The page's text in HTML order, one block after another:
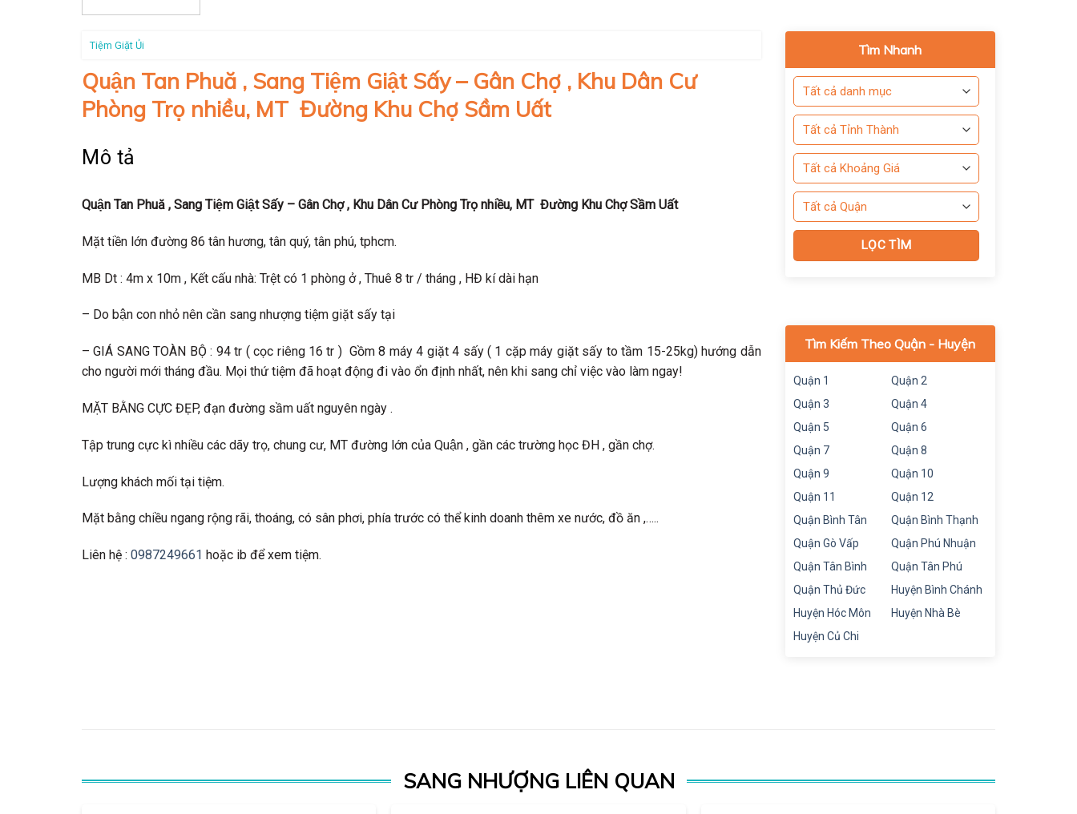
Tiệm Giặt Ủi
Quận Tan Phuă , Sang Tiệm Giật Sấy – Gân Chợ , Khu Dân Cư
Phòng Trọ nhiều, MT Đường Khu Chợ Sầm Uất
Mô tả
Quận Tan Phuă , Sang Tiệm Giật Sấy – Gân Chợ, Khu Dân Cư Phòng Trọ nhiều, MT Đường Khu Chợ Sầm Uất
Mặt tiền lớn đường 86 tân hương, tân quý, tân phú, tphcm.
MB Dt : 4m x 10m , Kết cấu nhà: Trệt có 1 phòng ở , Thuê 8 tr / tháng , HĐ kí dài hạn
– Do bận con nhỏ nên cần sang nhượng tiệm giặt sấy tại
– GIÁ SANG TOÀN BỘ : 94 tr ( cọc riêng 16 tr ) Gồm 8 máy 4 giặt 4 sấy ( 1 cặp máy giặt sấy to tầm 15-25kg) hướng dẫn
cho người mới tháng đầu. Mọi thứ tiệm đã hoạt động đi vào ổn định nhất, nên khi sang chỉ việc vào làm ngay!
MẶT BẰNG CỰC ĐẸP, đạn đường sầm uất nguyên ngày .
Tập trung cực kì nhiều các dãy trọ, chung cư, MT đường lớn của Quận , gần các trường học ĐH , gần chợ.
Lượng khách mối tại tiệm.
Mặt bằng chiều ngang rộng rãi, thoáng, có sân phơi, phía trước có thể kinh doanh thêm xe nước, đồ ăn ,…..
Liên hệ : 0987249661 hoặc ib để xem tiệm.
Tìm Nhanh
Tìm Kiếm Theo Quận - Huyện
Quận 1
Quận 2
Quận 3
Quận 4
Quận 5
Quận 6
Quận 7
Quận 8
Quận 9
Quận 10
Quận 11
Quận 12
Quận Bình Tân
Quận Bình Thạnh
Quận Gò Vấp
Quận Phú Nhuận
Quận Tân Bình
Quận Tân Phú
Quận Thủ Đức
Huyện Bình Chánh
Huyện Hóc Môn
Huyện Nhà Bè
Huyện Củ Chi
SANG NHƯỢNG LIÊN QUAN